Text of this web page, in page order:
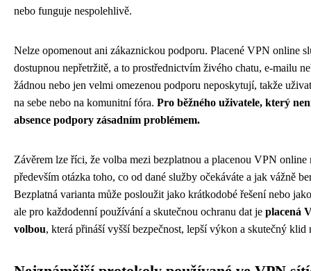
nebo funguje nespolehlivě.
Nelze opomenout ani zákaznickou podporu. Placené VPN online
dostupnou nepřetržitě, a to prostřednictvím živého chatu, e-mailu
žádnou nebo jen velmi omezenou podporu neposkytují, takže
na sebe nebo na komunitní fóra. Pro běžného uživatele, který
absence podpory zásadním problémem.
Závěrem lze říci, že volba mezi bezplatnou a placenou VPN online
především otázka toho, co od dané služby očekáváte a jak vážně
Bezplatná varianta může posloužit jako krátkodobé řešení nebo
ale pro každodenní používání a skutečnou ochranu dat je placená
volbou, která přináší vyšší bezpečnost, lepší výkon a skutečný klid